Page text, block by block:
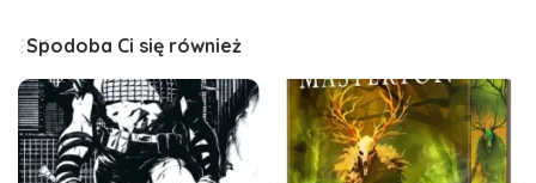
Spodoba Ci się również